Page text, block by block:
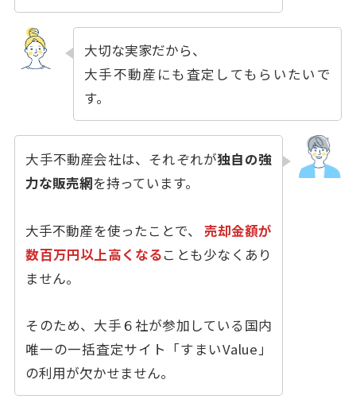
大切な実家だから、
大手不動産にも査定してもらいたいで
す。
大手不動産会社は、それぞれが独自の強
力な販売網を持っています。
大手不動産を使ったことで、
売却金額が
数百万円以上高くなることも少なくあり
ません。
そのため、大手６社が参加している国内
唯一の一括査定サイト「すまいValue」
の利用が欠かせません。